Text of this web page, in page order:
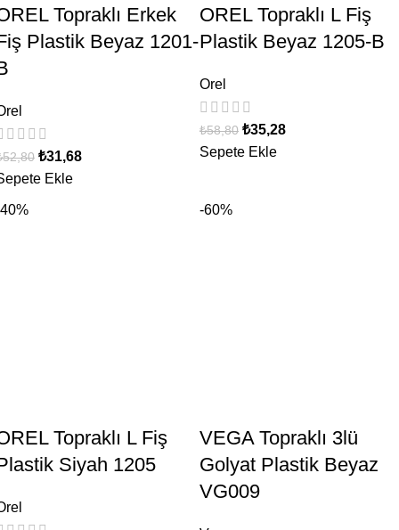
Topraklı Erkek
Plastik Beyaz 1201-
52,80 ₺31,68
Ekle
OREL Topraklı L Fiş
Plastik Beyaz 1205-B
Orel
₺58,80 ₺35,28
Sepete Ekle
Topraklı L Fiş
Siyah 1205
-60%
VEGA Topraklı 3lü
Golyat Plastik Beyaz
VG009